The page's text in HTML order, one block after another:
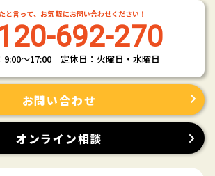
と言って、お気 軽にお問い合わせください！
692-270
9:00〜17:00 定休日：火曜日・水曜日
お問い合わせ
オンライン相談